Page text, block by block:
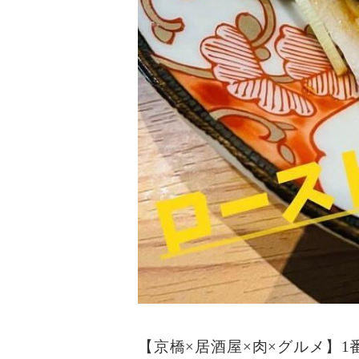
【京橋×居酒屋×肉×グルメ】1